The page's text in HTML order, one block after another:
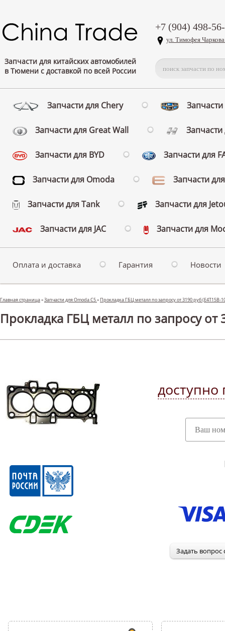
Запчасти для китайских автомобилей
в Тюмени с доставкой по всей России
+7 (904) 498-
ул. Тимофея
Запчасти для Chery
Запчасти для Great Wall
Запчасти для BYD Запчасти для
Запчасти для Omoda Запчасти
Запчасти для Tank Запчасти для
Запчасти для JAC Запчасти для
Оплата и доставка Гарантия Новости
Главная страница»Запчасти для Omoda C5» Прокладка ГБЦ металл по запросу от 3190 руб (E4T15B-
Прокладка ГБЦ металл по запросу от
доступно